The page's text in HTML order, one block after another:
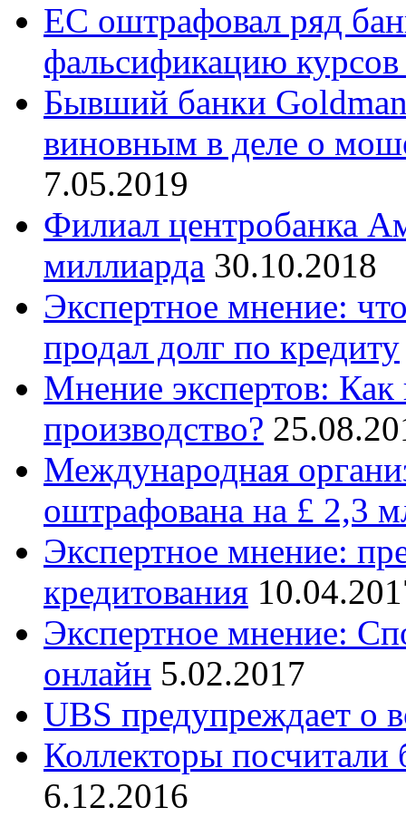
ЕС оштрафовал ряд
фальсификацию
Бывший банки Goldman
виновным в деле о
7.05.2019
Филиал центробанка
миллиарда 30.10.2018
Экспертное мнение:
продал долг по кредиту
Мнение экспертов: Как
производство?
Международная
оштрафована на £ 2,3
Экспертное мнение:
кредитования
Экспертное мнение:
онлайн 5.02.2017
UBS предупреждает о
Коллекторы посчитали
6.12.2016